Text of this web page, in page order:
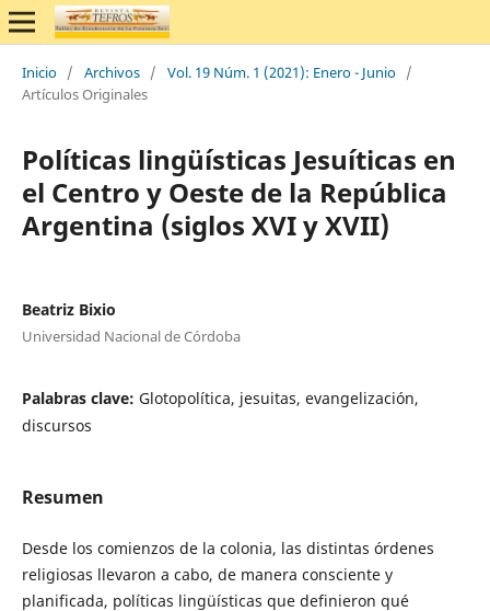
Inicio / Archivos / Vol. 19 Núm. 1 (2021): Enero - Junio /
Artículos Originales
Políticas lingüísticas Jesuíticas en
el Centro y Oeste de la República
Argentina (siglos XVI y XVII)
Beatriz Bixio
Universidad Nacional de Córdoba
Palabras clave: Glotopolítica, jesuitas, evangelización,
discursos
Resumen
Desde los comienzos de la colonia, las distintas órdenes
religiosas llevaron a cabo, de manera consciente y
planificada, políticas lingüísticas que definieron qué